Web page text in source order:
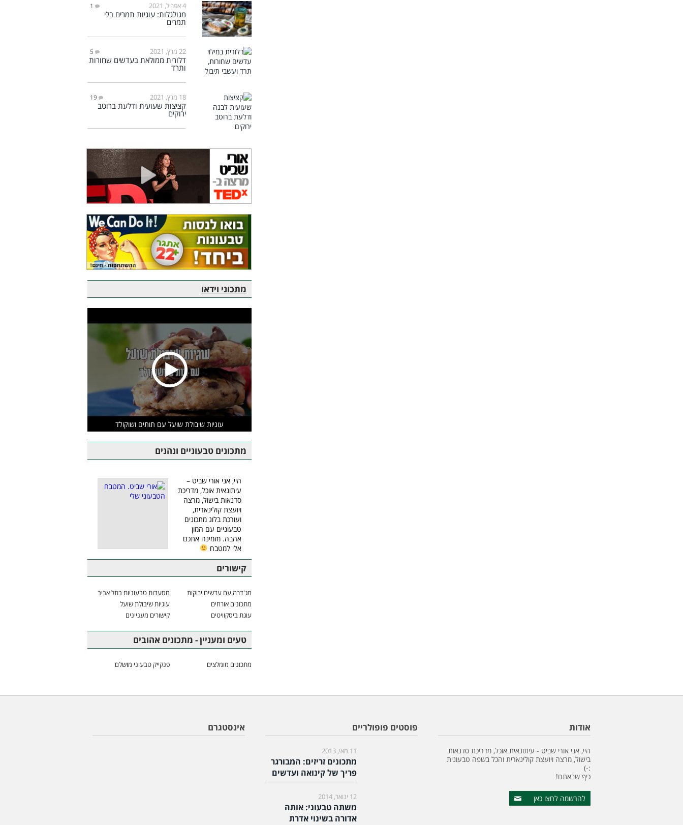
4 אפריל, 2021 1
מגולגלות: עוגיות תמרים בלי
תמרים
22 מרץ, 2021 5
דלורית ממולאת בעדשים שחורות
ותרד
18 מרץ, 2021 19
קציצות שעועית ודלעת ברוטב
ירוקים
מתכוני וידאו
עוגיות שיבולת שועל עם תותים ושוקולד
מתכונים טבעוניים ונהנים
היי, אני אורי שביט –
עיתונאית אוכל, מדריכת
סדנאות בישול, מרצה
ויועצת קולינארית,
ועורכת בלוג מתכונים
טבעוניים עם המון
אהבה. מזמינה אתכם
אלי למטבח
קישורים
מג'דרה עם עדשים ירוקות
מסעדות טבעוניות בתל אביב
מתכונים אורחים
עוגיות שיבולת שועל
עוגת ביסקוויטים
קישורים מעניינים
טעים ומעניין - מתכונים אהובים
מתכונים מומלצים פנקייק טבעוני מושלם
אודות
היי, אני אורי שביט - עיתונאית אוכל, מדריכת סדנאות
בישול, מרצה ויועצת קולינארית והכל בשפה טבעונית
:-)
כיף שבאתם!
להרשמה לחצו כאן
פוסטים פופולריים
11 מאי, 2013
מתכונים זריזים: המבורגר
פריך של קינואה ועדשים
12 ינואר, 2014
משתה טבעוני: אותה
אדורה בשינוי אדרת
אינסטגרם